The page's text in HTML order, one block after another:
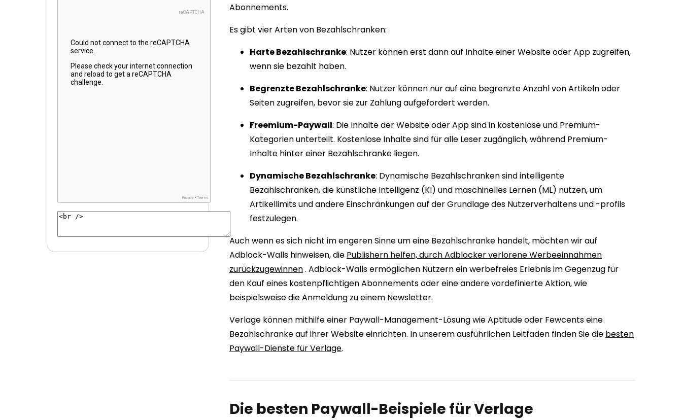
Abonnements.
Es gibt vier Arten von Bezahlschranken:
Harte Bezahlschranke: Nutzer können erst dann auf Inhalte einer Website oder App zugreifen,
wenn sie bezahlt haben.
Begrenzte Bezahlschranke: Nutzer können nur auf eine begrenzte Anzahl von Artikeln oder
Seiten zugreifen, bevor sie zur Zahlung aufgefordert werden.
Freemium-Paywall: Die Inhalte der Website oder App sind in kostenlose und Premium-
Kategorien unterteilt. Kostenlose Inhalte sind für alle Leser zugänglich, während Premium-
Inhalte hinter einer Bezahlschranke liegen.
Dynamische Bezahlschranke: Dynamische Bezahlschranken sind intelligente
Bezahlschranken, die künstliche Intelligenz (KI) und maschinelles Lernen (ML) nutzen, um
Artikellimits und andere Einschränkungen auf der Grundlage des Nutzerverhaltens und -profils
festzulegen.
Auch wenn es sich nicht im engeren Sinne um eine Bezahlschranke handelt, möchten wir auf
Adblock-Walls hinweisen, die Publishern helfen, durch Adblocker verlorene Werbeeinnahmen
zurückzugewinnen. Adblock-Walls ermöglichen Nutzern ein werbefreies Erlebnis im Gegenzug für
den Kauf eines kostenpflichtigen Abonnements oder eine andere vordefinierte Aktion, wie
beispielsweise die Anmeldung zu einem Newsletter.
Verlage können mithilfe einer Paywall-Management-Lösung wie Aptitude oder Fewcents eine
Bezahlschranke auf ihrer Website einrichten. In unserem ausführlichen Leitfaden finden Sie die besten
Paywall-Dienste für Verlage.
Die besten Paywall-Beispiele für Verlage